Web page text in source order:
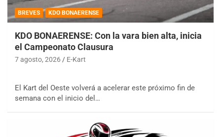
BREVES KDO BONAERENSE
KDO BONAERENSE: Con la vara bien alta, inicia
el Campeonato Clausura
7 agosto, 2026 E-Kart
El Kart del Oeste volverá a acelerar este próximo fin de
semana con el inicio del…